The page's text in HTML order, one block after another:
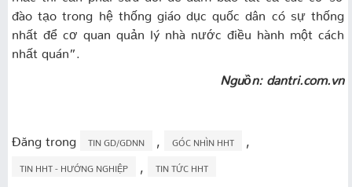
đào tạo trong hệ thống giáo dục quốc dân có sự thống
nhất để cơ quan quản lý nhà nước điều hành một cách
nhất quán”.
Nguồn: dantri.com.vn
Đăng trong TIN GD/GDNN GÓC NHÌN HHT
TIN HHT - HƯỚNG NGHIỆP TIN TỨC HHT